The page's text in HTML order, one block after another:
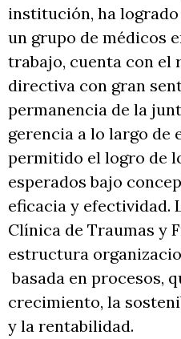
institución, ha
un grupo de médicos
trabajo, cuenta con el
directiva con gran
permanencia de la
gerencia a lo largo de
permitido el logro de
esperados bajo
eficacia y efectividad.
Clínica de Traumas y
estructura
basada en procesos,
crecimiento, la
y la rentabilidad.